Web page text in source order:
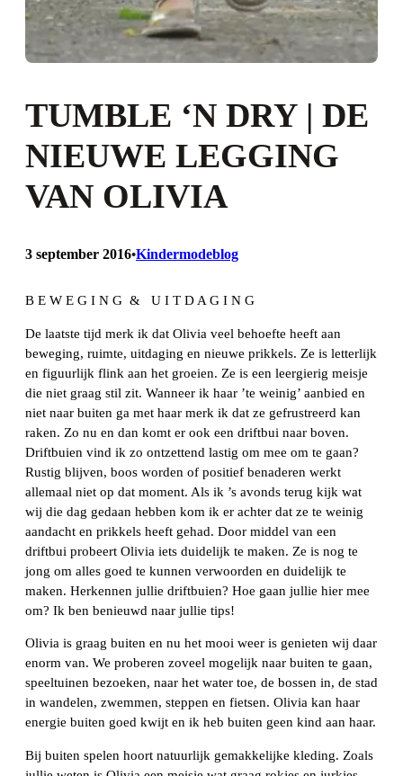
TUMBLE ‘N DRY | DE
NIEUWE LEGGING
VAN OLIVIA
3 september 2016•Kindermodeblog
B E W E G I N G & U I T D A G I N G
De laatste tijd merk ik dat Olivia veel behoefte heeft aan
beweging, ruimte, uitdaging en nieuwe prikkels. Ze is letterlijk
en figuurlijk flink aan het groeien. Ze is een leergierig meisje
die niet graag stil zit. Wanneer ik haar ’te weinig’ aanbied en
niet naar buiten ga met haar merk ik dat ze gefrustreerd kan
raken. Zo nu en dan komt er ook een driftbui naar boven.
Driftbuien vind ik zo ontzettend lastig om mee om te gaan?
Rustig blijven, boos worden of positief benaderen werkt
allemaal niet op dat moment. Als ik ’s avonds terug kijk wat
wij die dag gedaan hebben kom ik er achter dat ze te weinig
aandacht en prikkels heeft gehad. Door middel van een
driftbui probeert Olivia iets duidelijk te maken. Ze is nog te
jong om alles goed te kunnen verwoorden en duidelijk te
maken. Herkennen jullie driftbuien? Hoe gaan jullie hier mee
om? Ik ben benieuwd naar jullie tips!
Olivia is graag buiten en nu het mooi weer is genieten wij daar
enorm van. We proberen zoveel mogelijk naar buiten te gaan,
speeltuinen bezoeken, naar het water toe, de bossen in, de stad
in wandelen, zwemmen, steppen en fietsen. Olivia kan haar
energie buiten goed kwijt en ik heb buiten geen kind aan haar.
Bij buiten spelen hoort natuurlijk gemakkelijke kleding. Zoals